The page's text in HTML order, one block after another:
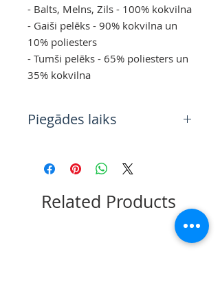
- Balts, Melns, Zils - 100% kokvilna
- Gaiši pelēks - 90% kokvilna un
10% poliesters
- Tumši pelēks - 65% poliesters un
35% kokvilna
Piegādes laiks
moment of order payment
Related Products